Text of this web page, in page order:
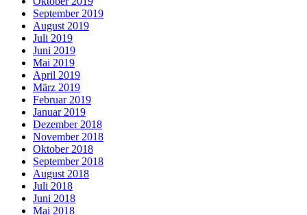
September 2019
August 2019
Juli 2019
Juni 2019
Mai 2019
April 2019
März 2019
Februar 2019
Januar 2019
Dezember 2018
November 2018
Oktober 2018
September 2018
August 2018
Juli 2018
Juni 2018
Mai 2018